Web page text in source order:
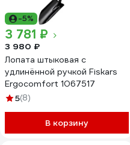
-5%
3 781 ₽
3 980 ₽
Лопата штыковая с
удлинённой ручкой Fiskars
Ergocomfort 1067517
5(8)
В корзину